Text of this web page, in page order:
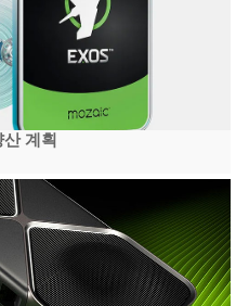
계획